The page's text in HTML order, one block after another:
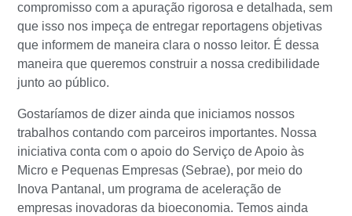
compromisso com a apuração rigorosa e detalhada, sem
que isso nos impeça de entregar reportagens objetivas
que informem de maneira clara o nosso leitor. É dessa
maneira que queremos construir a nossa credibilidade
junto ao público.
Gostaríamos de dizer ainda que iniciamos nossos
trabalhos contando com parceiros importantes. Nossa
iniciativa conta com o apoio do Serviço de Apoio às
Micro e Pequenas Empresas (Sebrae), por meio do
Inova Pantanal, um programa de aceleração de
empresas inovadoras da bioeconomia. Temos ainda